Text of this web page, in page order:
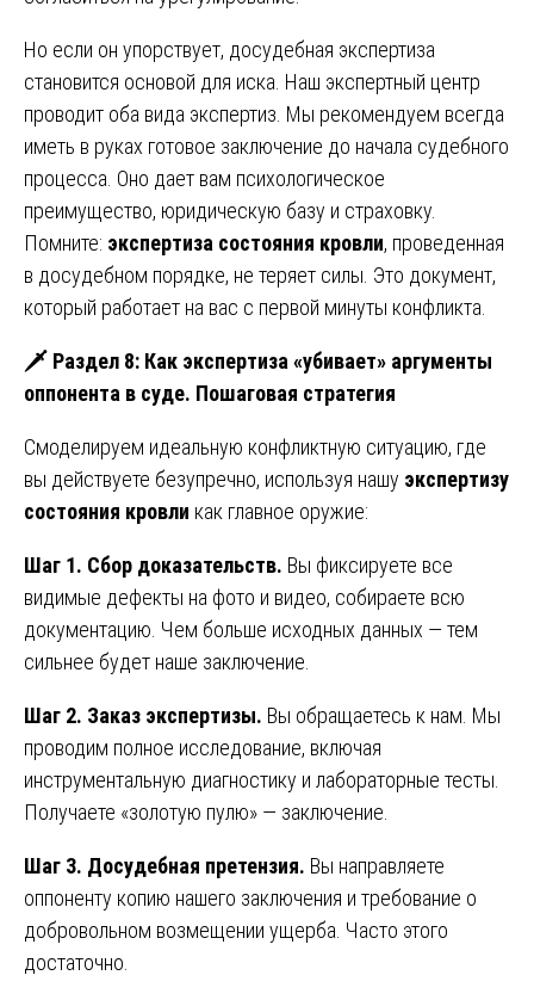
Но если он упорствует, досудебная экспертиза
становится основой для иска. Наш экспертный центр
проводит оба вида экспертиз. Мы рекомендуем всегда
иметь в руках готовое заключение до начала судебного
процесса. Оно дает вам психологическое
преимущество, юридическую базу и страховку.
Помните: экспертиза состояния кровли, проведенная
в досудебном порядке, не теряет силы. Это документ,
который работает на вас с первой минуты конфликта.
🗡 ️ Раздел 8: Как экспертиза «убивает» аргументы
оппонента в суде. Пошаговая стратегия
Смоделируем идеальную конфликтную ситуацию, где
вы действуете безупречно, используя нашу экспертизу
состояния кровли как главное оружие:
Шаг 1. Сбор доказательств. Вы фиксируете все
видимые дефекты на фото и видео, собираете всю
документацию. Чем больше исходных данных — тем
сильнее будет наше заключение.
Шаг 2. Заказ экспертизы. Вы обращаетесь к нам. Мы
проводим полное исследование, включая
инструментальную диагностику и лабораторные тесты.
Получаете «золотую пулю» — заключение.
Шаг 3. Досудебная претензия. Вы направляете
оппоненту копию нашего заключения и требование о
добровольном возмещении ущерба. Часто этого
достаточно.